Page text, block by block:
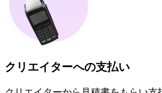
クリエイターへの支払い